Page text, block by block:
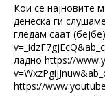
Кои се најновите
денеска ги слушаме на
гледам саат (бејбе) https://www.youtube.com/watch?
ладно https://www.youtube.com/watch?
https://